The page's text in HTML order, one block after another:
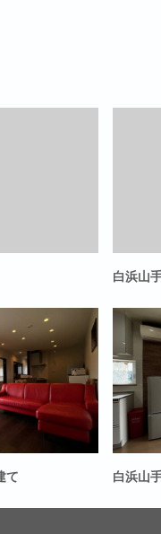
白浜山
て 白浜山